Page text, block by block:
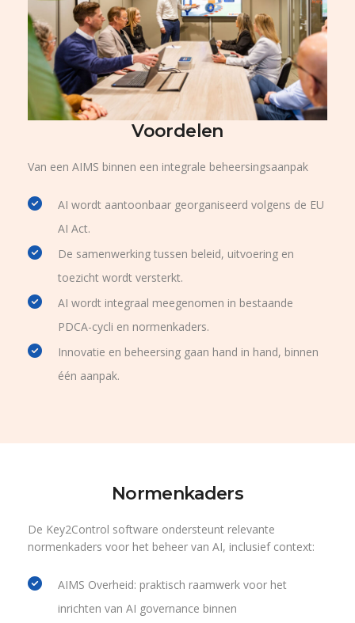
Voordelen
Van een AIMS binnen een integrale beheersingsaanpak
AI wordt aantoonbaar georganiseerd volgens de EU
AI Act.
De samenwerking tussen beleid, uitvoering en
toezicht wordt versterkt.
AI wordt integraal meegenomen in bestaande
PDCA-cycli en normenkaders.
Innovatie en beheersing gaan hand in hand, binnen
één aanpak.
Normenkaders
De Key2Control software ondersteunt relevante
normenkaders voor het beheer van AI, inclusief context:
AIMS Overheid: praktisch raamwerk voor het
inrichten van AI governance binnen